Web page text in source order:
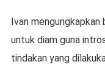
Ivan mengungkapkan
untuk diam guna
tindakan yang